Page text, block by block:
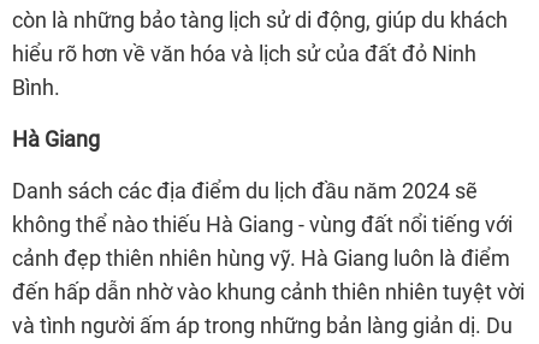
còn là những bảo tàng lịch sử di động, giúp du khách
hiểu rõ hơn về văn hóa và lịch sử của đất đỏ Ninh
Bình.
Hà Giang
Danh sách các địa điểm du lịch đầu năm 2024 sẽ
không thể nào thiếu Hà Giang - vùng đất nổi tiếng với
cảnh đẹp thiên nhiên hùng vỹ. Hà Giang luôn là điểm
đến hấp dẫn nhờ vào khung cảnh thiên nhiên tuyệt vời
và tình người ấm áp trong những bản làng giản dị. Du